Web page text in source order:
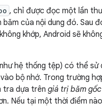
, chỉ được đọc một lần
của nội dung đó. Sau
khớp, Android sẽ
hệ thống tệp) có thể
bộ nhớ. Trong trường
tra dựa trên giá trị băm
Nếu tại một thời điểm